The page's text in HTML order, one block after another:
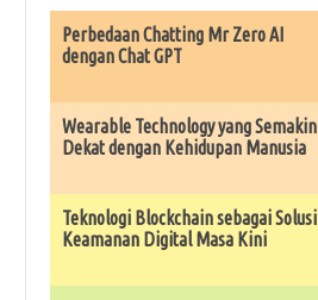
Perbedaan Chatting Mr Zero AI
dengan Chat GPT
Wearable Technology yang Semakin
Dekat dengan Kehidupan Manusia
Teknologi Blockchain sebagai Solusi
Keamanan Digital Masa Kini